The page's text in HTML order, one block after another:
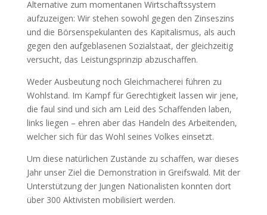
Alternative zum momentanen Wirtschaftssystem
aufzuzeigen: Wir stehen sowohl gegen den Zinseszins
und die Börsenspekulanten des Kapitalismus, als auch
gegen den aufgeblasenen Sozialstaat, der gleichzeitig
versucht, das Leistungsprinzip abzuschaffen.
Weder Ausbeutung noch Gleichmacherei führen zu
Wohlstand. Im Kampf für Gerechtigkeit lassen wir jene,
die faul sind und sich am Leid des Schaffenden laben,
links liegen – ehren aber das Handeln des Arbeitenden,
welcher sich für das Wohl seines Volkes einsetzt.
Um diese natürlichen Zustände zu schaffen, war dieses
Jahr unser Ziel die Demonstration in Greifswald. Mit der
Unterstützung der Jungen Nationalisten konnten dort
über 300 Aktivisten mobilisiert werden.